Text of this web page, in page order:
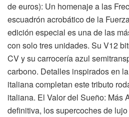
de euros): Un homenaje a las
escuadrón acrobático de la
edición especial es una de las
con solo tres unidades. Su V12
CV y su carrocería azul
carbono. Detalles inspirados en
italiana completan este tributo
italiana. El Valor del Sueño: Más
definitiva, los supercoches de